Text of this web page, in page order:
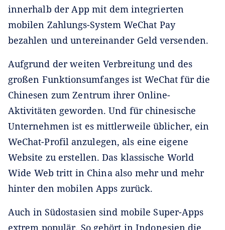
innerhalb der App mit dem integrierten
mobilen Zahlungs-System WeChat Pay
bezahlen und untereinander Geld versenden.
Aufgrund der weiten Verbreitung und des
großen Funktionsumfanges ist WeChat für die
Chinesen zum Zentrum ihrer Online-
Aktivitäten geworden. Und für chinesische
Unternehmen ist es mittlerweile üblicher, ein
WeChat-Profil anzulegen, als eine eigene
Website zu erstellen. Das klassische World
Wide Web tritt in China also mehr und mehr
hinter den mobilen Apps zurück.
Auch in Südostasien sind mobile Super-Apps
extrem populär. So gehört in Indonesien die